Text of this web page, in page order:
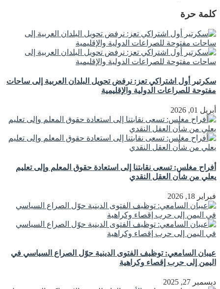
كلمة حرة
سكرتير أول اشتراكي تعز: نرفض تحويل البلدان العربية إلى ساحات
مفتوحة للصراعات الدولية والإقليمية
أبريل 01, 2026
أفراح مغلس: تسعى نقابتنا إلى استعادة حقوق المعلم وإلى تعليم
يعلي من شأن العقل النقدي
فبراير 18, 2026
عيبان السامعي: توظيف الفتوى الدينية حوّل الصراع السياسي في
اليمن إلى حرب إقصاء وكراهية
ديسمبر 27, 2025